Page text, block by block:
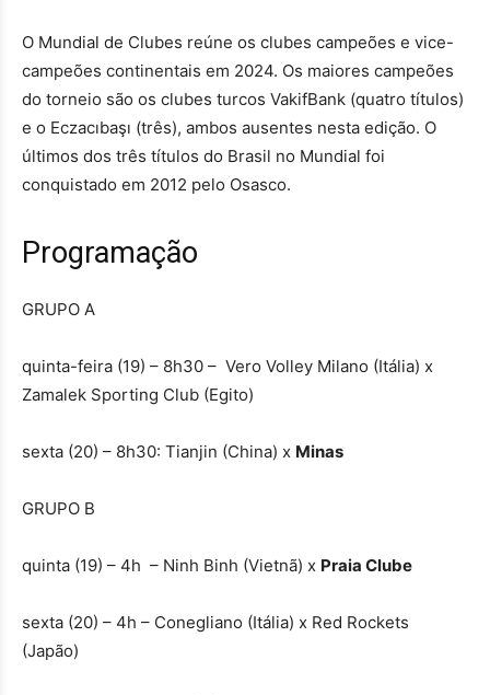
O Mundial de Clubes reúne os clubes campeões e vice-
campeões continentais em 2024. Os maiores campeões
do torneio são os clubes turcos VakifBank (quatro títulos)
e o Eczacıbaşı (três), ambos ausentes nesta edição. O
últimos dos três títulos do Brasil no Mundial foi
conquistado em 2012 pelo Osasco.
Programação
GRUPO A
quinta-feira (19) – 8h30 – Vero Volley Milano (Itália) x
Zamalek Sporting Club (Egito)
sexta (20) – 8h30: Tianjin (China) x Minas
GRUPO B
quinta (19) – 4h – Ninh Binh (Vietnã) x Praia Clube
sexta (20) – 4h – Conegliano (Itália) x Red Rockets
(Japão)